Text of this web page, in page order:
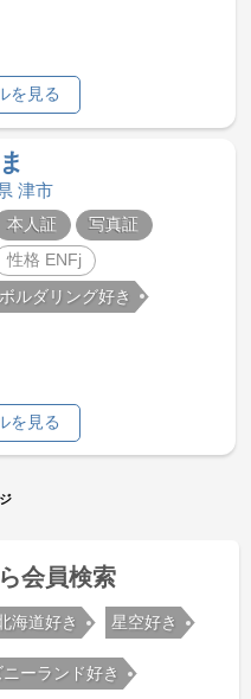
を見る
津市
本人証
写真証
性格 ENFj
ボルダリング好き
を見る
会員検索
海道好き 星空好き
ーランド好き